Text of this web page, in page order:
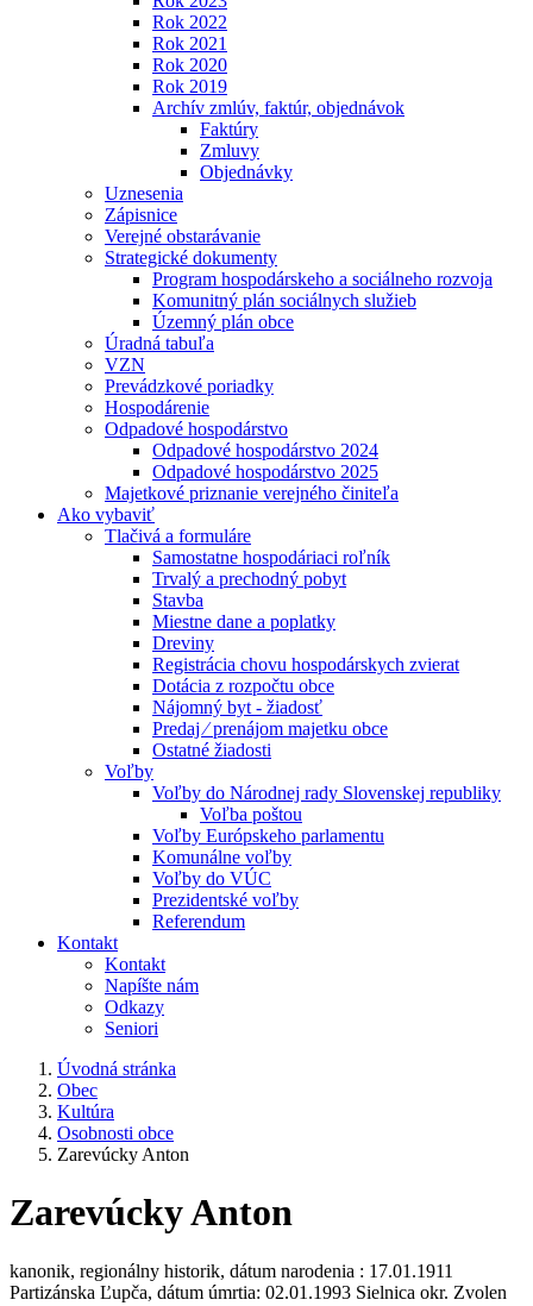
Rok 2022
Rok 2021
Rok 2020
Rok 2019
Archív zmlúv, faktúr, objednávok
Faktúry
Zmluvy
Objednávky
Uznesenia
Zápisnice
Verejné obstarávanie
Strategické dokumenty
Program hospodárskeho a sociálneho rozvoja
Komunitný plán sociálnych služieb
Územný plán obce
Úradná tabuľa
VZN
Prevádzkové poriadky
Hospodárenie
Odpadové hospodárstvo
Odpadové hospodárstvo 2024
Odpadové hospodárstvo 2025
Majetkové priznanie verejného činiteľa
Ako vybaviť
Tlačivá a formuláre
Samostatne hospodáriaci roľník
Trvalý a prechodný pobyt
Stavba
Miestne dane a poplatky
Dreviny
Registrácia chovu hospodárskych zvierat
Dotácia z rozpočtu obce
Nájomný byt - žiadosť
Predaj ⁄ prenájom majetku obce
Ostatné žiadosti
Voľby
Voľby do Národnej rady Slovenskej republiky
Voľba poštou
Voľby Európskeho parlamentu
Komunálne voľby
Voľby do VÚC
Prezidentské voľby
Referendum
Kontakt
Kontakt
Napíšte nám
Odkazy
Seniori
Úvodná stránka
Obec
Kultúra
Osobnosti obce
Zarevúcky Anton
Zarevúcky Anton
kanonik, regionálny historik, dátum narodenia : 17.01.1911
Partizánska Ľupča, dátum úmrtia: 02.01.1993 Sielnica okr. Zvolen